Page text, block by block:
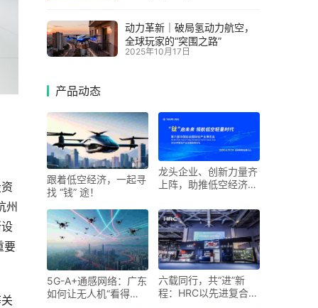
州
要
动力革新｜破局氢动力航空，
全球玩家的“突围之路”
2025年10月17日
产品动态
跟着低空经济，一起寻
找 “钱” 途！
龙头企业、创新力量齐
上阵，助推低空经济进
国钛谷国际钛产业博览
会将于下月在宝鸡举
5G-A+通感网络：广东
如何让无人机“看得
六载同行，共“进”新
程：HRC以先进复合材